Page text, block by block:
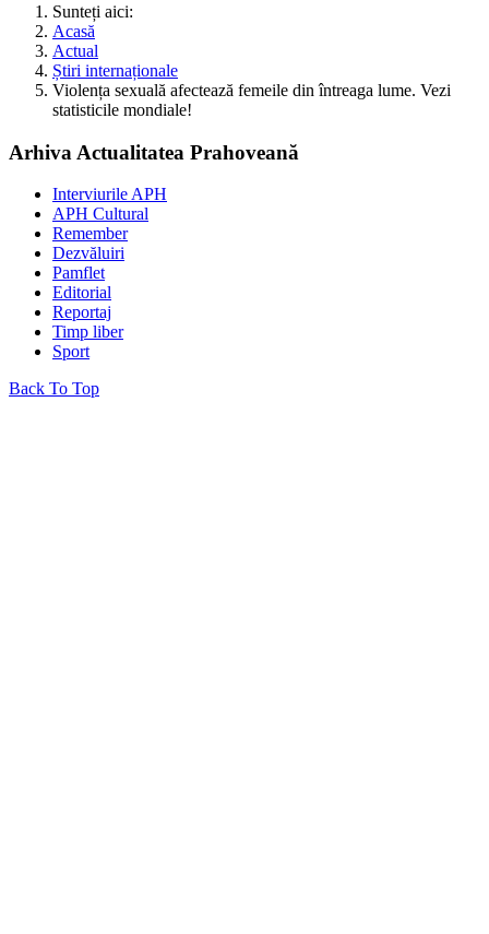
Sunteți aici:
Acasă
Actual
Știri internaționale
Violența sexuală afectează femeile din întreaga lume. Vezi
statisticile mondiale!
Arhiva Actualitatea Prahoveană
Interviurile APH
APH Cultural
Remember
Dezvăluiri
Pamflet
Editorial
Reportaj
Timp liber
Sport
Back To Top